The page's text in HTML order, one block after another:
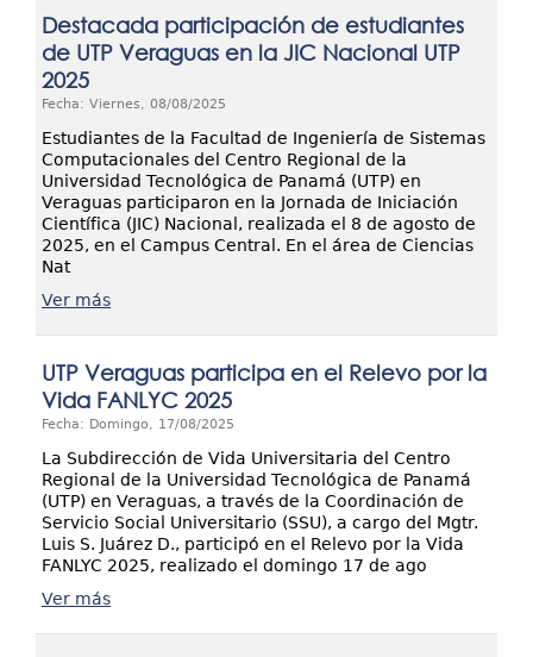
Destacada participación de estudiantes
de UTP Veraguas en la JIC Nacional UTP
2025
Fecha: Viernes, 08/08/2025
Estudiantes de la Facultad de Ingeniería de Sistemas
Computacionales del Centro Regional de la
Universidad Tecnológica de Panamá (UTP) en
Veraguas participaron en la Jornada de Iniciación
Científica (JIC) Nacional, realizada el 8 de agosto de
2025, en el Campus Central. En el área de Ciencias
Nat
Ver más
UTP Veraguas participa en el Relevo por la
Vida FANLYC 2025
Fecha: Domingo, 17/08/2025
La Subdirección de Vida Universitaria del Centro
Regional de la Universidad Tecnológica de Panamá
(UTP) en Veraguas, a través de la Coordinación de
Servicio Social Universitario (SSU), a cargo del Mgtr.
Luis S. Juárez D., participó en el Relevo por la Vida
FANLYC 2025, realizado el domingo 17 de ago
Ver más